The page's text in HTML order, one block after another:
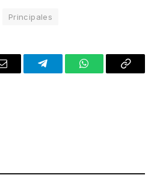
Principales
Email TelegramWhatsAppCopy